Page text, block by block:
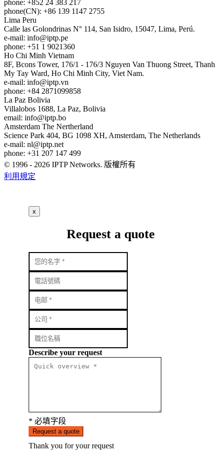
phone: +852 24 383 217
phone(CN): +86 139 1147 2755
Lima Peru
Calle las Golondrinas N° 114, San Isidro, 15047, Lima, Perú.
e-mail: info
iptp.pe
phone: +51 1 9021360
Ho Chi Minh Vietnam
8F, Bcons Tower, 176/1 - 176/3 Nguyen Van Thuong Street, Thanh
My Tay Ward, Ho Chi Minh City, Viet Nam.
e-mail: info
iptp.vn
phone: +84 2871099858
La Paz Bolivia
Villalobos 1688, La Paz, Bolivia
email: info
iptp.bo
Amsterdam The Nertherland
Science Park 404, BG 1098 XH, Amsterdam, The Netherlands
e-mail: nl
iptp.net
phone: +31 207 147 499
© 1996 - 2026 IPTP Networks. 版權所有
利用規定
x
Request a quote
Describe your request
* 必填字段
Request a quote
Thank you for your request